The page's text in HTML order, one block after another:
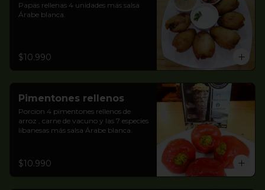
Papas rellenas 4 unidades más salsa
Árabe blanca.
$10.990
Pimentones rellenos
Porcion 4 pimentones rellenos de
arroz , carne de vacuno y las 7 especies
libanesas más salsa Árabe blanca.
$10.990